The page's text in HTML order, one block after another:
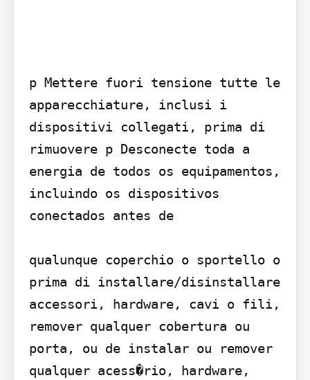
p Mettere fuori tensione tutte le
apparecchiature, inclusi i
dispositivi collegati, prima di
rimuovere p Desconecte toda a
energia de todos os equipamentos,
incluindo os dispositivos
conectados antes de
qualunque coperchio o sportello o
prima di installare/disinstallare
accessori, hardware, cavi o fili,
remover qualquer cobertura ou
porta, ou de instalar ou remover
qualquer acess�rio, hardware,